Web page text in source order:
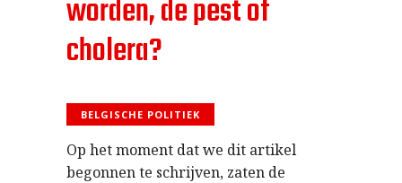
worden, de pest of
cholera?
BELGISCHE POLITIEK
Op het moment dat we dit artikel
begonnen te schrijven, zaten de